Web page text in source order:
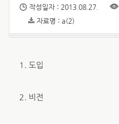
작성일자 : 2013.08.27.
자료명 : a(2)
1. 도입
2. 비전